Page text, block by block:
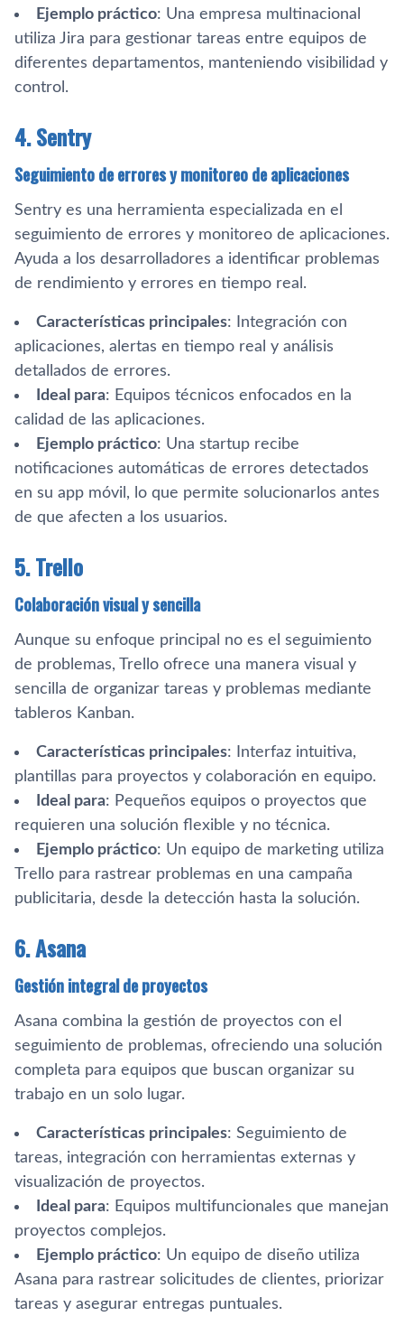
Ejemplo práctico: Una empresa multinacional
utiliza Jira para gestionar tareas entre equipos de
diferentes departamentos, manteniendo visibilidad y
control.
4. Sentry
Seguimiento de errores y monitoreo de aplicaciones
Sentry es una herramienta especializada en el
seguimiento de errores y monitoreo de aplicaciones.
Ayuda a los desarrolladores a identificar problemas
de rendimiento y errores en tiempo real.
Características principales: Integración con
aplicaciones, alertas en tiempo real y análisis
detallados de errores.
Ideal para: Equipos técnicos enfocados en la
calidad de las aplicaciones.
Ejemplo práctico: Una startup recibe
notificaciones automáticas de errores detectados
en su app móvil, lo que permite solucionarlos antes
de que afecten a los usuarios.
5. Trello
Colaboración visual y sencilla
Aunque su enfoque principal no es el seguimiento
de problemas, Trello ofrece una manera visual y
sencilla de organizar tareas y problemas mediante
tableros Kanban.
Características principales: Interfaz intuitiva,
plantillas para proyectos y colaboración en equipo.
Ideal para: Pequeños equipos o proyectos que
requieren una solución flexible y no técnica.
Ejemplo práctico: Un equipo de marketing utiliza
Trello para rastrear problemas en una campaña
publicitaria, desde la detección hasta la solución.
6. Asana
Gestión integral de proyectos
Asana combina la gestión de proyectos con el
seguimiento de problemas, ofreciendo una solución
completa para equipos que buscan organizar su
trabajo en un solo lugar.
Características principales: Seguimiento de
tareas, integración con herramientas externas y
visualización de proyectos.
Ideal para: Equipos multifuncionales que manejan
proyectos complejos.
Ejemplo práctico: Un equipo de diseño utiliza
Asana para rastrear solicitudes de clientes, priorizar
tareas y asegurar entregas puntuales.